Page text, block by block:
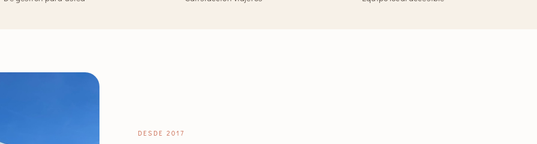
DESDE 2017